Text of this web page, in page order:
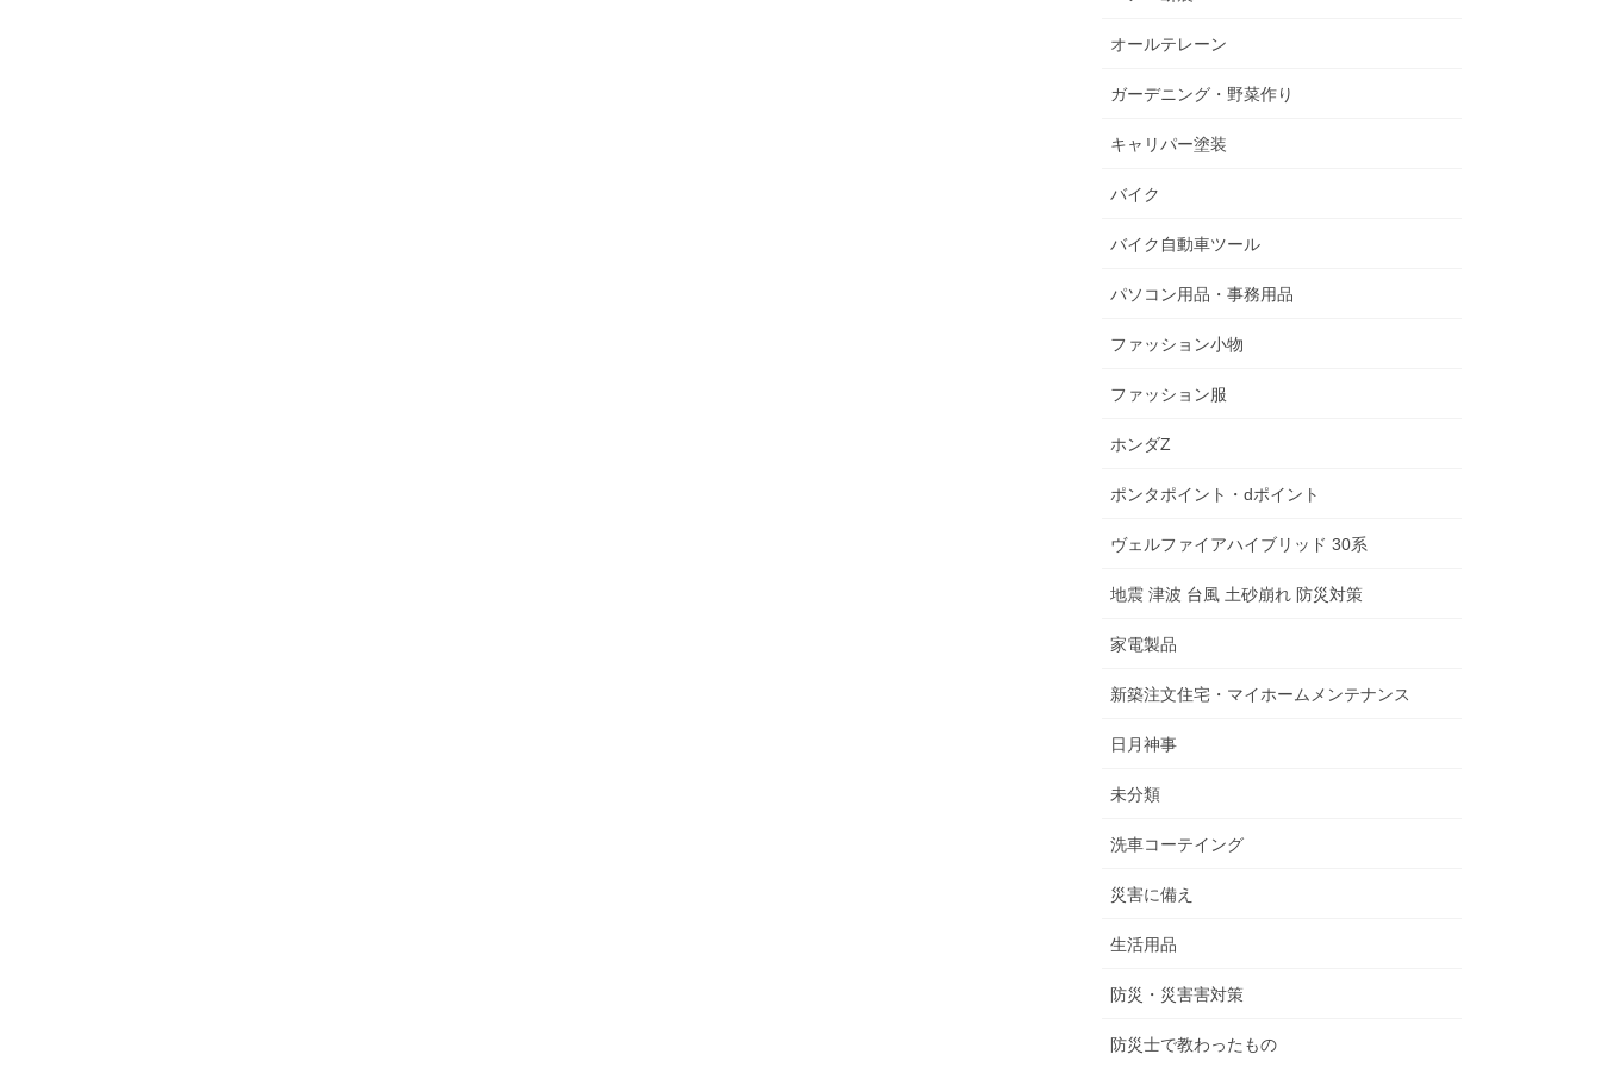
オールテレーン
ガーデニング・野菜作り
キャリパー塗装
バイク
バイク自動車ツール
パソコン用品・事務用品
ファッション小物
ファッション服
ホンダZ
ポンタポイント・dポイント
ヴェルファイアハイブリッド 30系
地震 津波 台風 土砂崩れ 防災対策
家電製品
新築注文住宅・マイホームメンテナンス
日月神事
未分類
洗車コーテイング
災害に備え
生活用品
防災・災害害対策
防災士で教わったもの